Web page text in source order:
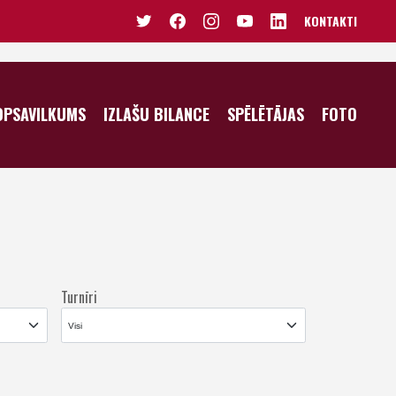
VĪRIEŠI U20
JUNIORI U18
SIEVIETES U20
JUNIORES U18
MEITENES U14
KONTAKTI
IZLAŠU BILANCE SPĒLĒTĀJAS FOTO
Turnīri